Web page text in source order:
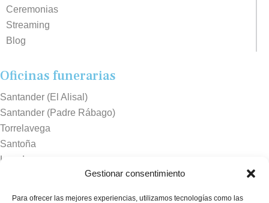
Gestionar consentimiento
Para ofrecer las mejores experiencias, utilizamos tecnologías como las
Ceremonias
Streaming
Blog
Oficinas funerarias
Santander (El Alisal)
Santander (Padre Rábago)
Torrelavega
Santoña
Laredo